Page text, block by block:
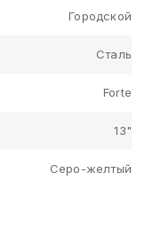
Городской
Сталь
Forte
13"
Серо-желтый